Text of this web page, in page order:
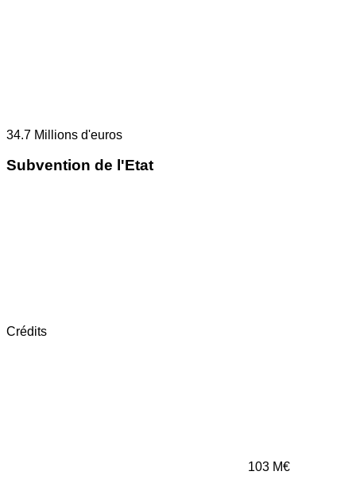
34.7 Millions d'euros
Subvention de l'Etat
Crédits
103 M€